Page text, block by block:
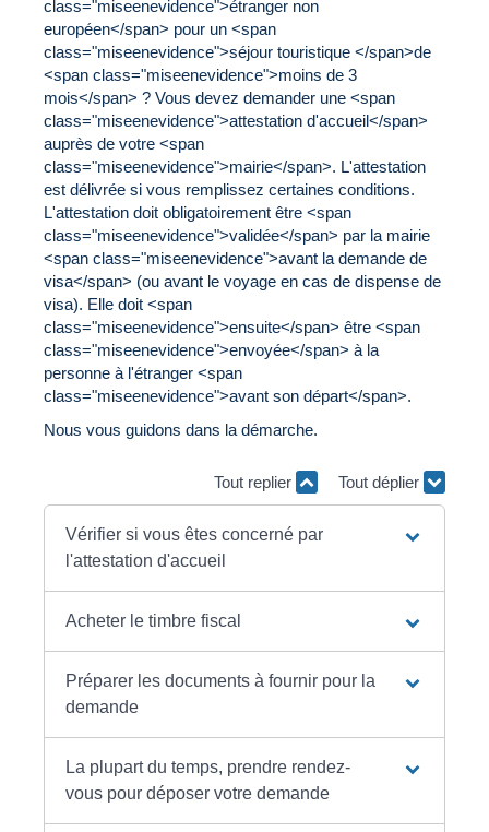
class="miseenevidence">étranger non
européen</span> pour un <span
class="miseenevidence">séjour touristique </span>de
<span class="miseenevidence">moins de 3
mois</span> ? Vous devez demander une <span
class="miseenevidence">attestation d'accueil</span>
auprès de votre <span
class="miseenevidence">mairie</span>. L'attestation
est délivrée si vous remplissez certaines conditions.
L'attestation doit obligatoirement être <span
class="miseenevidence">validée</span> par la mairie
<span class="miseenevidence">avant la demande de
visa</span> (ou avant le voyage en cas de dispense de
visa). Elle doit <span
class="miseenevidence">ensuite</span> être <span
class="miseenevidence">envoyée</span> à la
personne à l'étranger <span
class="miseenevidence">avant son départ</span>.
Nous vous guidons dans la démarche.
Tout replier Tout déplier
Vérifier si vous êtes concerné par
l'attestation d'accueil
Acheter le timbre fiscal
Préparer les documents à fournir pour la
demande
La plupart du temps, prendre rendez-
vous pour déposer votre demande